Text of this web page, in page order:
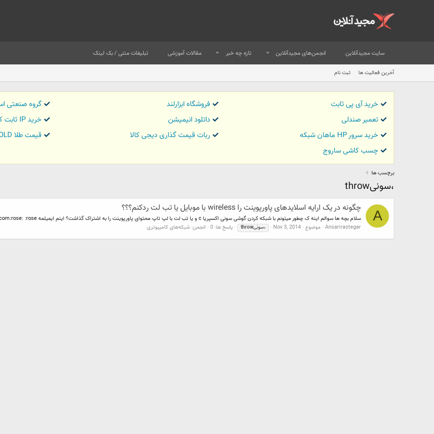
سایت مجیدآنلاین انجمن‌های مجیدآنلاین تازه چه خبر مقالات آموزشی تبلیغات متنی / بک لینک
آخرین فعالیت ها ثبت نام
خرید آی پی ثابت فروشگاه ابزارلند
گروه صنعتی
تعمیر صندلی
داتلود انیمیشن
خرید IP ثابت کاور تریدر
خرید سرور HP ماهان شبکه
ربات قیمت گذاری دیجی کالا
قیمت طلا GOLD
چسب کاشی ساروج
برچسب ها
،سونیthrow
A
چگونه در یک ارایه اسلایدهای پاورپوینت را wireless با موبایل یا تب لت ردکنم؟؟؟
سلام بچه ها سوالم اینه ک چطور میتونم با شبکه کردن گوشی سونی اکسپریا c و یا تب لت با لپ تاپ محتوای پاورپوینت را به اشتراک گذاشت؟ اینم ایمیلمه
:rose: :rose: دعاتون میکنم
Ansarirastegar موضوع Nov 3, 2014 ،سونیthrow پاسخ ها: 0 انجمن: شبکه‌های کامپیوتری